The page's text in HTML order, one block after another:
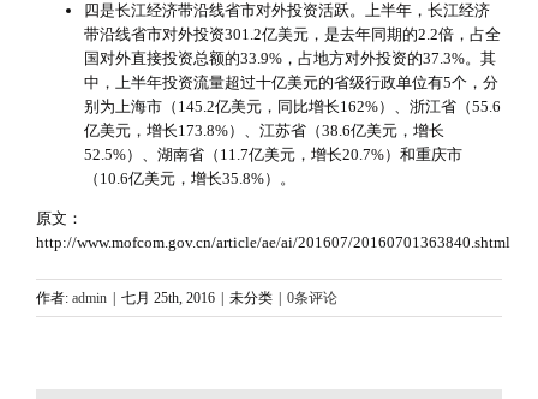
四是长江经济带沿线省市对外投资活跃。上半年，长江经济
带沿线省市对外投资301.2亿美元，是去年同期的2.2倍，占全
国对外直接投资总额的33.9%，占地方对外投资的37.3%。其
中，上半年投资流量超过十亿美元的省级行政单位有5个，分
别为上海市（145.2亿美元，同比增长162%）、浙江省（55.6
亿美元，增长173.8%）、江苏省（38.6亿美元，增长
52.5%）、湖南省（11.7亿美元，增长20.7%）和重庆市
（10.6亿美元，增长35.8%）。
原文：
http://www.mofcom.gov.cn/article/ae/ai/201607/20160701363840.shtml
作者: admin 七月 25th, 2016 未分类 0条评论